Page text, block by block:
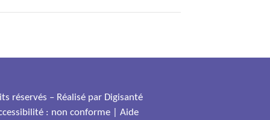
réservés – Réalisé par Digisanté
: non conforme Aide